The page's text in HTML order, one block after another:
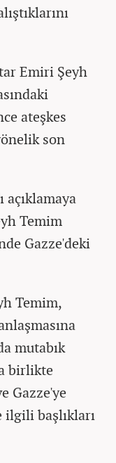
Emiri Şeyh
ateşkes
son
açıklamaya
Temim
Gazze'deki
Temim,
mutabık
birlikte
Gazze'ye
başlıkları